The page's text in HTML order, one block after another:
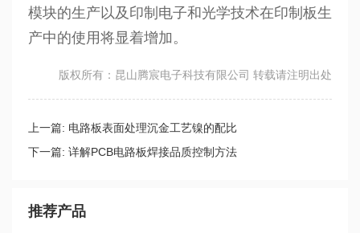
模块的生产以及印制电子和光学技术在印制板生
产中的使用将显着增加。
版权所有：昆山腾宸电子科技有限公司 转载请注明出处
上一篇: 电路板表面处理沉金工艺镍的配比
下一篇: 详解PCB电路板焊接品质控制方法
推荐产品